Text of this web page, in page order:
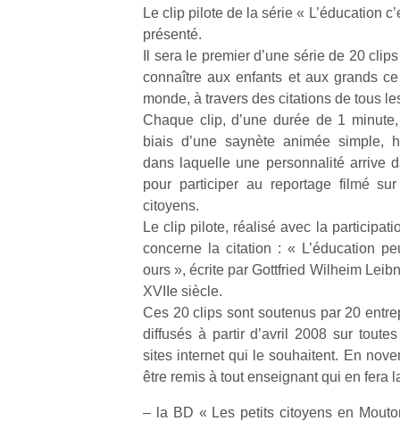
Le clip pilote de la série « L’éducation
présenté.
Il sera le premier d’une série de 20
connaître aux enfants et aux grands
monde, à travers des citations de tous
Chaque clip, d’une durée de 1
biais d’une saynète animée simple,
dans laquelle une personnalité arrive
pour participer au reportage filmé
citoyens.
Le clip pilote, réalisé avec la
concerne la citation : « L’éducation
ours », écrite par Gottfried Wilheim
XVIIe siècle.
Ces 20 clips sont soutenus par 20
diffusés à partir d’avril 2008 sur
sites internet qui le souhaitent. En
être remis à tout enseignant qui en fera
– la BD « Les petits citoyens en